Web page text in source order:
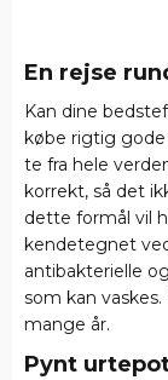
En rejse
Kan dine
købe rigtig
te fra hele
korrekt, så det
dette formål vil
kendetegnet
antibakterielle
som kan
mange år.
Pynt